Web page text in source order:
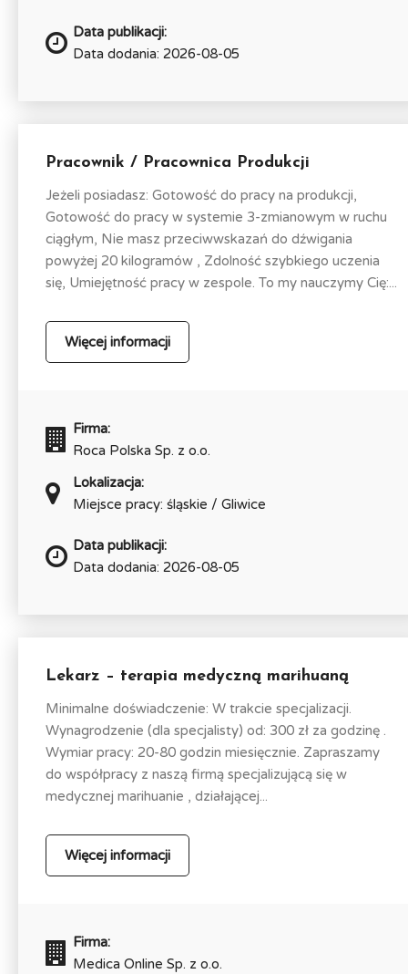
Data publikacji:
Data dodania: 2026-08-05
Pracownik / Pracownica Produkcji
Jeżeli posiadasz: Gotowość do pracy na produkcji,
Gotowość do pracy w systemie 3-zmianowym w ruchu
ciągłym, Nie masz przeciwwskazań do dźwigania
powyżej 20 kilogramów , Zdolność szybkiego uczenia
się, Umiejętność pracy w zespole. To my nauczymy Cię:...
Więcej informacji
Firma:
Roca Polska Sp. z o.o.
Lokalizacja:
Miejsce pracy: śląskie / Gliwice
Data publikacji:
Data dodania: 2026-08-05
Lekarz – terapia medyczną marihuaną
Minimalne doświadczenie: W trakcie specjalizacji.
Wynagrodzenie (dla specjalisty) od: 300 zł za godzinę .
Wymiar pracy: 20-80 godzin miesięcznie. Zapraszamy
do współpracy z naszą firmą specjalizującą się w
medycznej marihuanie , działającej...
Więcej informacji
Firma:
Medica Online Sp. z o.o.